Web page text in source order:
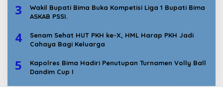
3
Wakil Bupati Bima Buka Kompetisi Liga 1 Bupati Bima
ASKAB PSSI.
4
Senam Sehat HUT PKH ke-X, HML Harap PKH Jadi
Cahaya Bagi Keluarga
5
Kapolres Bima Hadiri Penutupan Turnamen Volly Ball
Dandim Cup I